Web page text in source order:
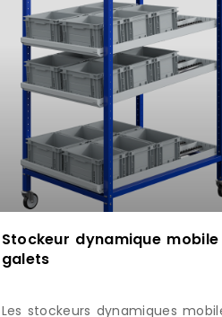
Stockeur dynamique
galets
Les stockeurs dynamiques